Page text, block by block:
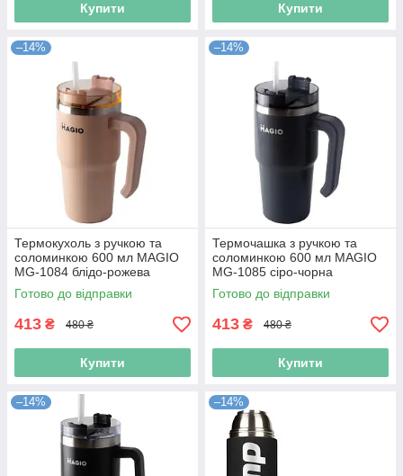
Купити Купити
–14%
Термокухоль з ручкою та
соломинкою 600 мл MAGIO
MG-1084 блідо-рожева
(Niz16353)
Готово до відправки
413 ₴ 480 ₴
Купити
–14%
Термочашка з ручкою та
соломинкою 600 мл MAGIO
MG-1085 сіро-чорна
(Niz16354)
Готово до відправки
413 ₴ 480 ₴
Купити
–14% –14%